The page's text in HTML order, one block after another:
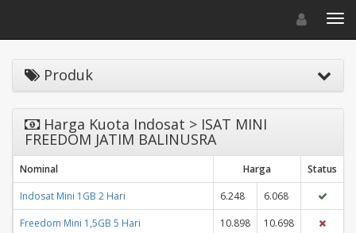
Toggle
Produk
Harga Kuota Indosat > ISAT MINI
FREEDOM JATIM BALINUSRA
Nominal Harga
Status
Indosat Mini 1GB 2 Hari
6.248
6.068
Freedom Mini 1,5GB 5 Hari
10.898
10.698